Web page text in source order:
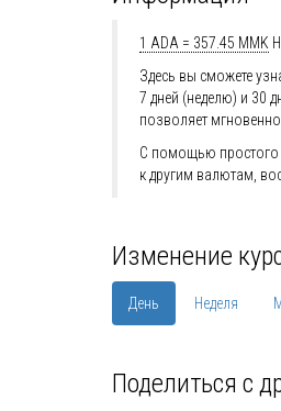
1 ADA = 357.45 MMK
Здесь вы сможете
7 дней (неделю) и 30
позволяет
С помощью простого
к другим валютам,
Изменение
День Неделя
Поделиться с